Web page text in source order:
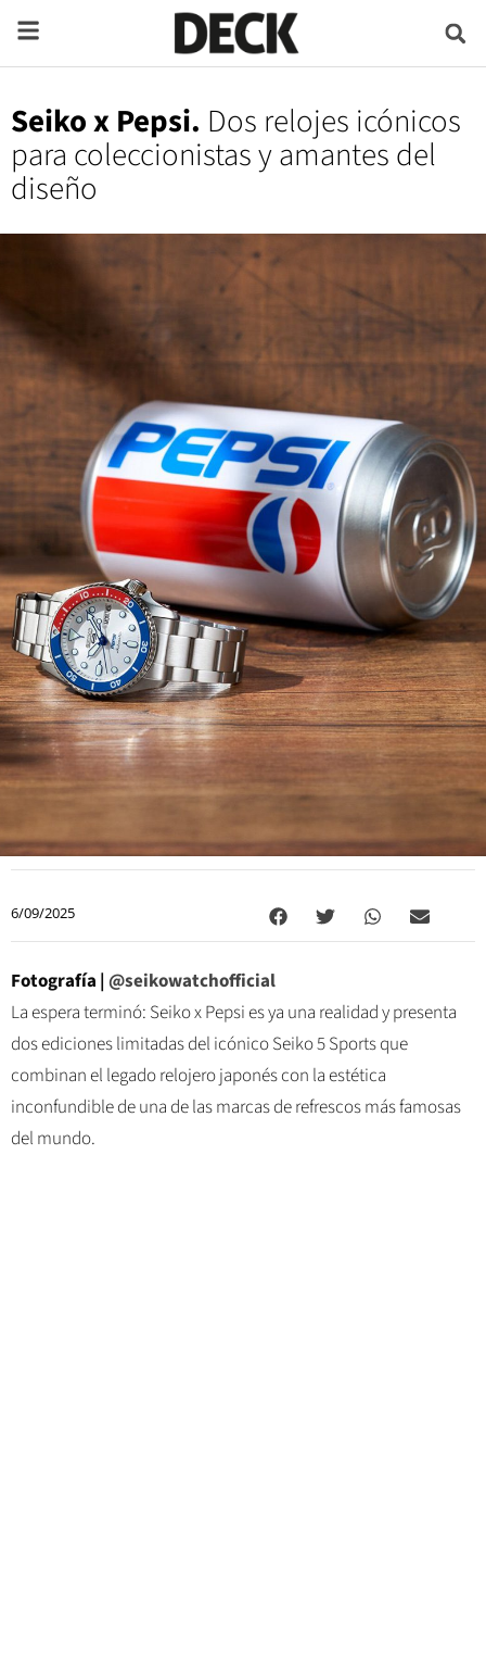
Seiko x Pepsi. Dos relojes icónicos
para coleccionistas y amantes del
diseño
6/09/2025
Fotografía | @seikowatchofficial
La espera terminó: Seiko x Pepsi es ya una realidad y presenta
dos ediciones limitadas del icónico Seiko 5 Sports que
combinan el legado relojero japonés con la estética
inconfundible de una de las marcas de refrescos más famosas
del mundo.